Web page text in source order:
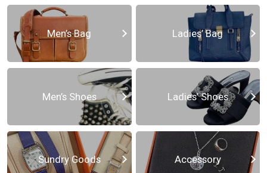
Men’s Bag Ladies’ Bag
Men’s Shoes Ladies’ Shoes
Sundry Goods Accessory